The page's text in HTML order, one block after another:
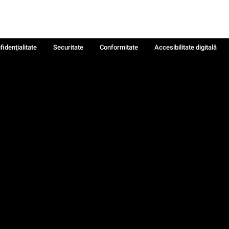
Securitate Conformitate
Accesibilitate digitală